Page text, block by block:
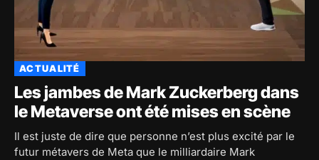
ACTUALITÉ
Les jambes de Mark Zuckerberg dans
le Metaverse ont été mises en scène
Il est juste de dire que personne n’est plus excité par le
futur métavers de Meta que le milliardaire Mark